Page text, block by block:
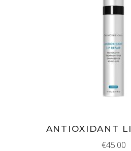
IN
ANTIOXIDANT
€45.00